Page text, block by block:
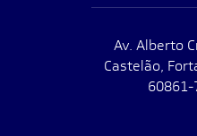
Av. Alberto
Castelão,